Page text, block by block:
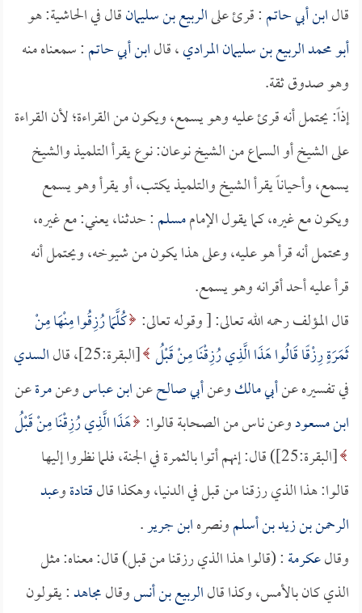
قالابن أبي حاتم: قرئ علىالربيع بن سليمانقال في الحاشية: هو
أبو محمد الربيع بن سليمان المرادي، قالابن أبي حاتم: سمعناه منه
وهو صدوق ثقة.
إذاً: يحتمل أنه قرئ عليه وهو يسمع، ويكون من القراءة؛ لأن القراءة
على الشيخ أو السماع من الشيخ نوعان: نوع يقرأ التلميذ والشيخ
يسمع، وأحياناً يقرأ الشيخ والتلميذ يكتب، أو يقرأ وهو يسمع
ويكون مع غيره، كما يقول الإماممسلم: حدثنا، يعني: مع غيره،
ومحتمل أنه قرأ هو عليه، وعلى هذا يكون من شيوخه، ويحتمل أنه
قرأ عليه أحد أقرانه وهو يسمع.
قال المؤلف رحمه الله تعالى: [ وقوله تعالى: كُلَّمَا رُزِقُوا مِنْهَا مِنْ
ثَمَرَةٍ رِزْقًا قَالُوا هَذَا الَّذِي رُزِقْنَا مِنْ قَبْلُ [البقرة:25]، قال
السدي
في تفسيره عنأبي مالكوعنأبي صالحعنابن عباسوعنمرةعن
ابن مسعودوعن ناس من الصحابة قالوا: هَذَا الَّذِي رُزِقْنَا مِنْ قَبْلُ
[البقرة:25]) قال: إنهم أتوا بالثمرة في الجنة، فلما نظروا إليها
قالوا: هذا الذي رزقنا من قبل في الدنيا، وهكذا قالقتادةوعبد
الرحمن بن زيد بن أسلمونصرهابن جرير.
وقالعكرمة: (قالوا هذا الذي رزقنا من قبل) قال: معناه: مثل
الذي كان بالأمس، وكذا قالالربيع بن أنسوقالمجاهد: يقولون